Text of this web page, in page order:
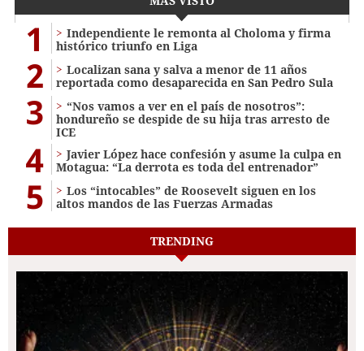
1
Independiente le remonta al Choloma y firma
histórico triunfo en Liga
2
Localizan sana y salva a menor de 11 años
reportada como desaparecida en San Pedro Sula
3
“Nos vamos a ver en el país de nosotros”:
hondureño se despide de su hija tras arresto de
ICE
4
Javier López hace confesión y asume la culpa en
Motagua: “La derrota es toda del entrenador”
5
Los “intocables” de Roosevelt siguen en los
altos mandos de las Fuerzas Armadas
TRENDING